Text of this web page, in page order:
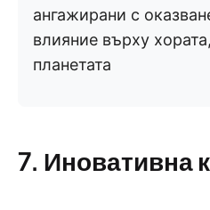
ангажирани с
влияние върху
планетата
7. Иновативна